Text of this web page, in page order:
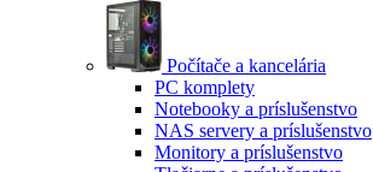
Počítače a kancelária
PC komplety
Notebooky a príslušenstvo
NAS servery a príslušenstvo
Monitory a príslušenstvo